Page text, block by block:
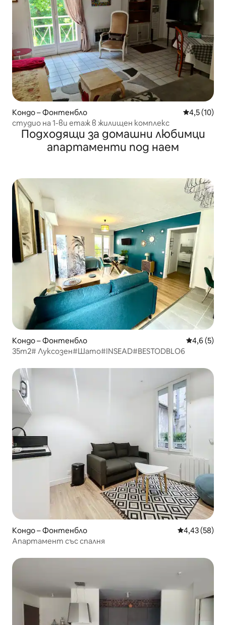
Кондо – Фонтенбло Средна
4,5 (10)
студио на 1-ви етаж в жилищен комплекс
Подходящи за домашни любимци
апартаменти под наем
Кондо – Фонтенбло Средна
4,6 (5)
35m2# Луксозен#Шато#INSEAD#BESTODBLO6
Кондо – Фонтенбло Средна
4,43 (58)
Апартамент със спалня